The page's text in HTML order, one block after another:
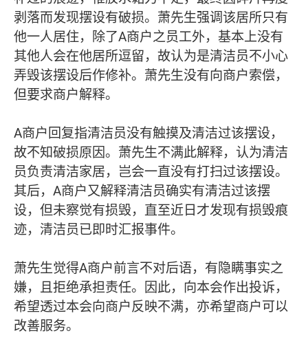
剥落而发现摆设有破损。萧先生强调该居所只有
他一人居住，除了A商户之员工外，基本上没有
其他人会在他居所逗留，故认为是清洁员不小心
弄毁该摆设后作修补。萧先生没有向商户索偿，
但要求商户解释。
A商户回复指清洁员没有触摸及清洁过该摆设，
故不知破损原因。萧先生不满此解释，认为清洁
员负责清洁家居，岂会一直没有打扫过该摆设。
其后，A商户又解释清洁员确实有清洁过该摆
设，但未察觉有损毁，直至近日才发现有损毁痕
迹，清洁员已即时汇报事件。
萧先生觉得A商户前言不对后语，有隐瞒事实之
嫌，且拒绝承担责任。因此，向本会作出投诉，
希望透过本会向商户反映不满，亦希望商户可以
改善服务。